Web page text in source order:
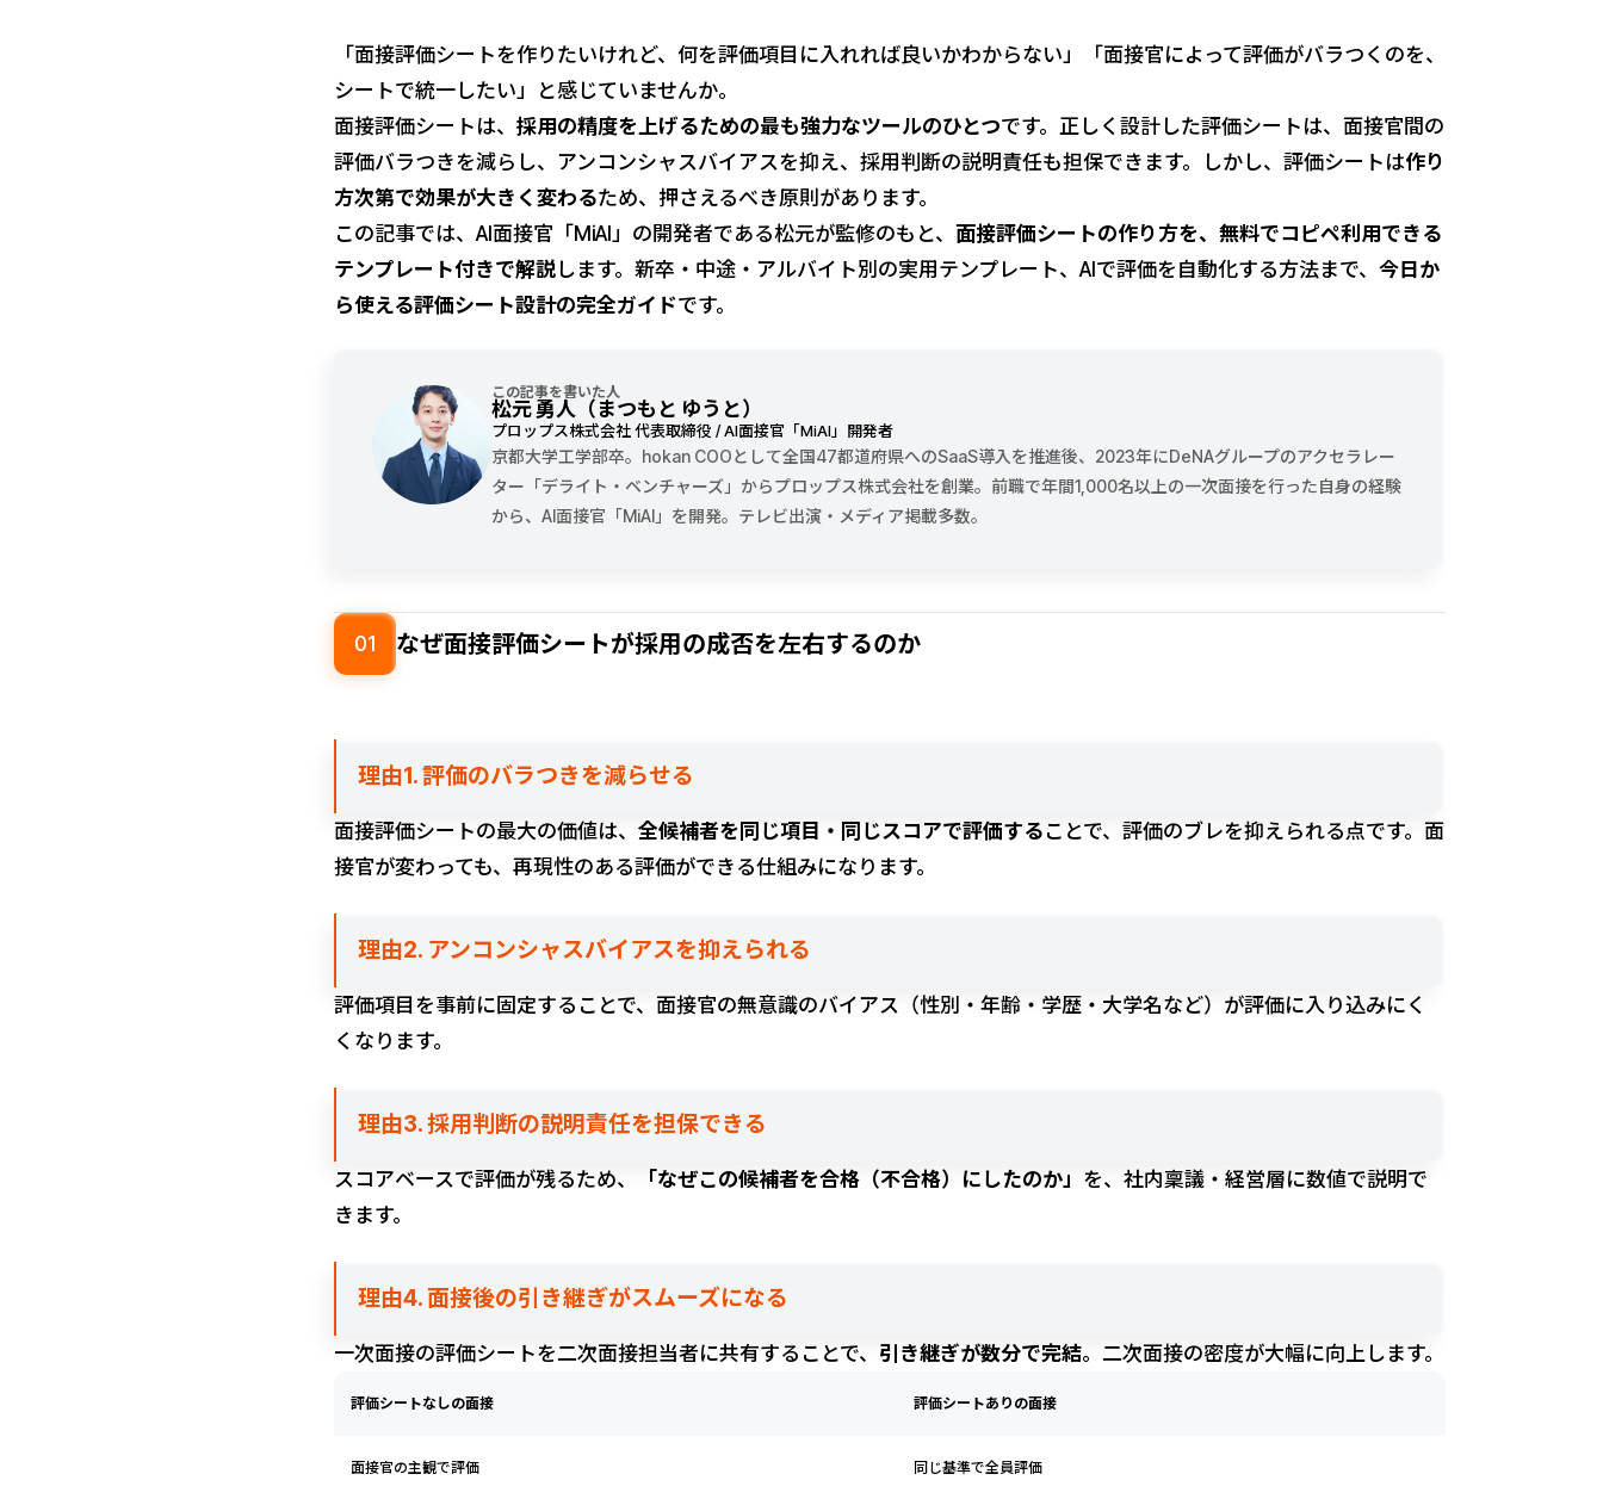
「面接評価シートを作りたいけれど、何を評価項目に入れれば良いかわからない」「面接官によって評価がバラつくのを、
シートで統一したい」と感じていませんか。
面接評価シートは、 採用の精度を上げるための最も強力なツールのひとつです。正しく設計した評価シートは、面接官間の
評価バラつきを減らし、アンコンシャスバイアスを抑え、採用判断の説明責任も担保できます。しかし、評価シートは作り
方次第で効果が大きく変わるため、押さえるべき原則があります。
この記事では、AI面接官「MiAI」の開発者である松元が監修のもと、 面接評価シートの作り方を、無料でコピペ利用できる
テンプレート付きで解説 します。新卒・中途・アルバイト別の実用テンプレート、AIで評価を自動化する方法まで、 今日か
ら使える評価シート設計の完全ガイドです。
この記事を書いた人
松元 勇人（まつもと ゆうと）
プロップス株式会社 代表取締役 / AI面接官「MiAI」開発者
京都大学工学部卒。hokan COOとして全国47都道府県へのSaaS導入を推進後、2023年にDeNAグループのアクセラレー
ター「デライト・ベンチャーズ」からプロップス株式会社を創業。前職で年間1,000名以上の一次面接を行った自身の経験
から、AI面接官「MiAI」を開発。テレビ出演・メディア掲載多数。
01 なぜ面接評価シートが採用の成否を左右するのか
理由1. 評価のバラつきを減らせる
面接評価シートの最大の価値は、 全候補者を同じ項目・同じスコアで評価する ことで、評価のブレを抑えられる点です。面
接官が変わっても、再現性のある評価ができる仕組みになります。
理由2. アンコンシャスバイアスを抑えられる
評価項目を事前に固定することで、面接官の無意識のバイアス（性別・年齢・学歴・大学名など）が評価に入り込みにく
くなります。
理由3. 採用判断の説明責任を担保できる
スコアベースで評価が残るため、 「なぜこの候補者を合格（不合格）にしたのか」 を、社内稟議・経営層に数値で説明で
きます。
理由4. 面接後の引き継ぎがスムーズになる
一次面接の評価シートを二次面接担当者に共有することで、 引き継ぎが数分で完結。二次面接の密度が大幅に向上します。
評価シートなしの面接
面接官の主観で評価
評価シートありの面接
同じ基準で全員評価